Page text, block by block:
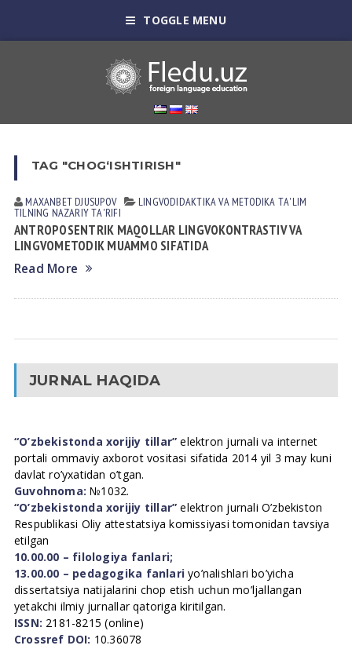
TOGGLE MENU
TAG "CHOGʻISHTIRISH"
MAXANBET DJUSUPOV LINGVODIDАKTIKА VА METODIKА TА'LIM
TILNING NАZАRIY TА'RIFI
ANTROPOSENTRIK MAQOLLAR LINGVOKONTRASTIV VA
LINGVOMETODIK MUAMMO SIFATIDA
Read More
JURNAL HAQIDA
“O’zbekistonda xorijiy tillar” elektron jurnali va internet
portali ommaviy axborot vositasi sifatida 2014 yil 3 may kuni
davlat ro’yxatidan o’tgan.
Guvohnoma: №1032.
“O’zbekistonda xorijiy tillar” elektron jurnali O’zbekiston
Respublikasi Oliy attestatsiya komissiyasi tomonidan tavsiya
etilgan
10.00.00 – filologiya fanlari;
13.00.00 – pedagogika fanlari yo’nalishlari bo’yicha
dissertatsiya natijalarini chop etish uchun mo’ljallangan
yetakchi ilmiy jurnallar qatoriga kiritilgan.
ISSN: 2181-8215 (online)
Crossref DOI: 10.36078